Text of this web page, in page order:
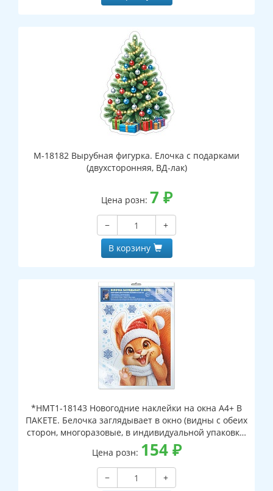
М-18182 Вырубная фигурка. Елочка с подарками
(двухсторонняя, ВД-лак)
Цена розн: 7 ₽
−
+
В корзину
*НМТ1-18143 Новогодние наклейки на окна А4+ В
ПАКЕТЕ. Белочка заглядывает в окно (видны с обеих
сторон, многоразовые, в индивидуальной упаковке,
с европодвесом и клеевым клапаном)
Цена розн: 154₽
−
+